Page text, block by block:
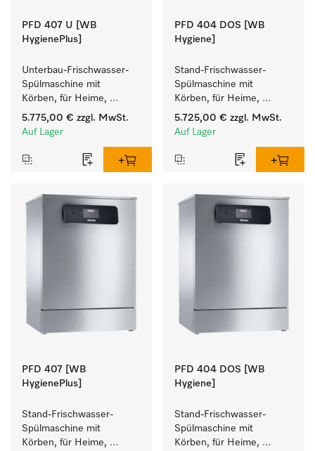
PFD 407 U [WB
HygienePlus]
Unterbau-Frischwasser-
Spülmaschine mit
Körben, für Heime,
Kindergärten und alle, mit
hohen
5.775,00 € zzgl. MwSt.
Auf Lager
PFD 404 DOS [WB
Hygiene]
Stand-Frischwasser-
Spülmaschine mit
Körben, für Heime,
Kindergärten und alle, mit
hohen
5.725,00 € zzgl. MwSt.
Auf Lager
PFD 407 [WB
HygienePlus]
Stand-Frischwasser-
Spülmaschine mit
Körben, für Heime,
PFD 404 DOS [WB
Hygiene]
Stand-Frischwasser-
Spülmaschine mit
Körben, für Heime,